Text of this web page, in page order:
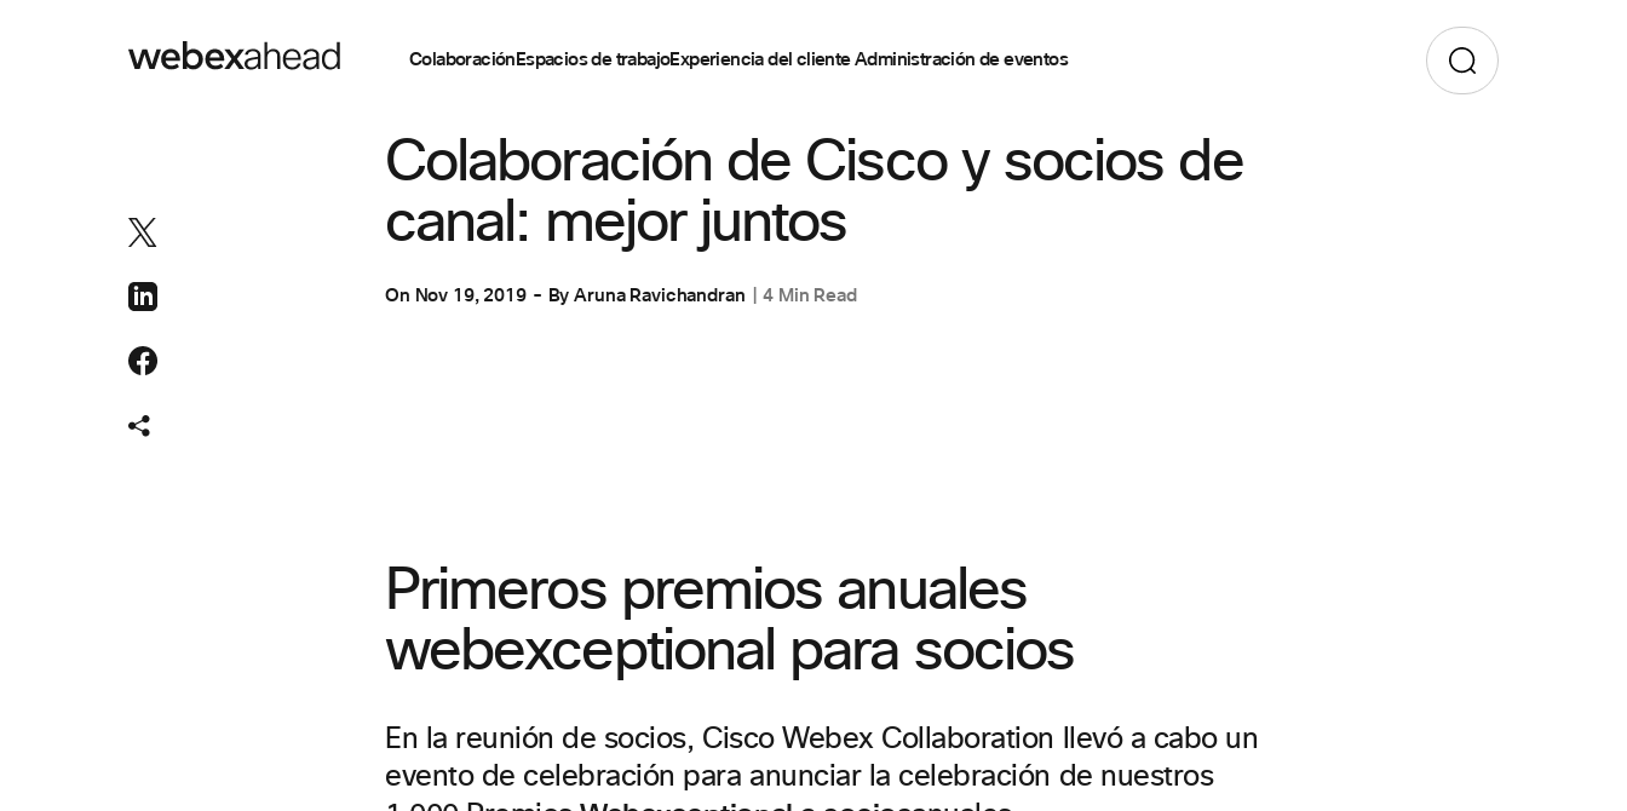
ColaboraciónEspacios de trabajoExperiencia del clienteAdministración de eventos
Colaboración de Cisco y socios de
canal: mejor juntos
On Nov 19, 2019 ByAruna Ravichandran 4 Min Read
Primeros premios anuales
webexceptional para socios
En la reunión de socios, Cisco Webex Collaboration llevó a cabo un
evento de celebración para anunciar la celebración de nuestros